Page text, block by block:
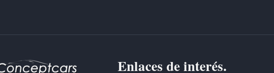
Enlaces de interés.